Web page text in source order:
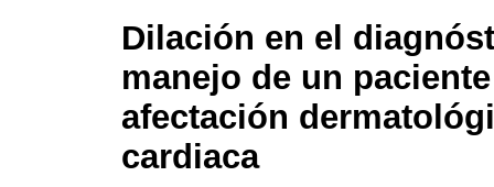
Dilación en el
manejo de un
afectación
cardiaca